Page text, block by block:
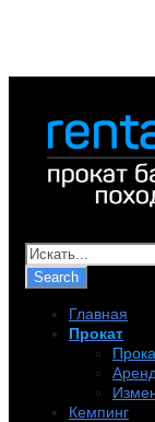
Главная
Прокат
Кемпинг